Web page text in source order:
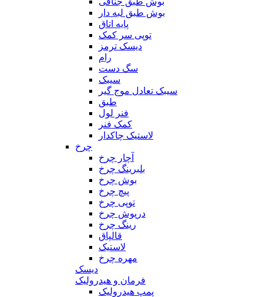
بوش طبق لبه دار
پایه اتاق
توپی سر کمک
دیسک ترمز
رام
سگ دست
سیبک
سیبک تعادل موج گیر
طبق
فنر لول
کمک فنر
لاستیک چاکدار
چرخ
آچار چرخ
بلبرینگ چرخ
بوش چرخ
پیچ چرخ
توپی چرخ
درپوش چرخ
رینگ چرخ
قالپاق
لاستیک
مهره چرخ
دیسک
فرمان و هیدرولیک
پمپ هیدرولیک